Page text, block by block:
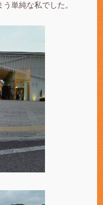
単純な私でした。